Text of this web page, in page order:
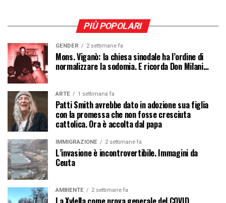
PIÙ POPOLARI
GENDER 2 settimane fa
Mons. Viganò: la chiesa sinodale ha l’ordine di
normalizzare la sodomia. E ricorda Don Milani…
ARTE 1 settimana fa
Patti Smith avrebbe dato in adozione sua figlia
con la promessa che non fosse cresciuta
cattolica. Ora è accolta dal papa
IMMIGRAZIONE 2 settimane fa
L’invasione è incontrovertibile. Immagini da
Ceuta
AMBIENTE 2 settimane fa